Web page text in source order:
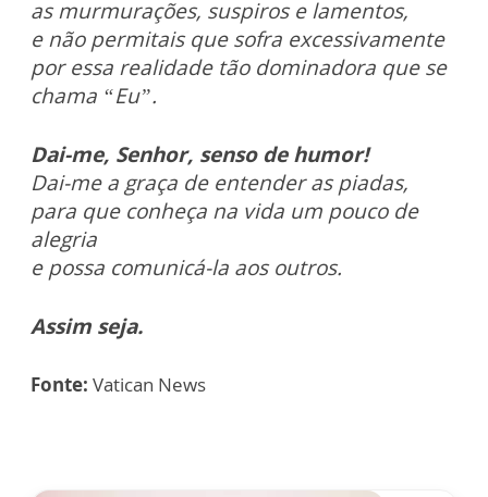
as murmurações, suspiros e lamentos,
e não permitais que sofra excessivamente
por essa realidade tão dominadora que se
chama “Eu”.
Dai-me, Senhor, senso de humor!
Dai-me a graça de entender as piadas,
para que conheça na vida um pouco de
alegria
e possa comunicá-la aos outros.
Assim seja.
Fonte: Vatican News